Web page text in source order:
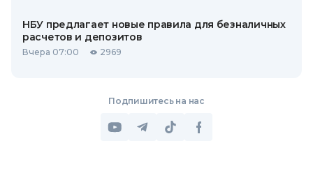
НБУ предлагает новые правила для безналичных
расчетов и депозитов
Вчера 07:00 2969
Подпишитесь на нас